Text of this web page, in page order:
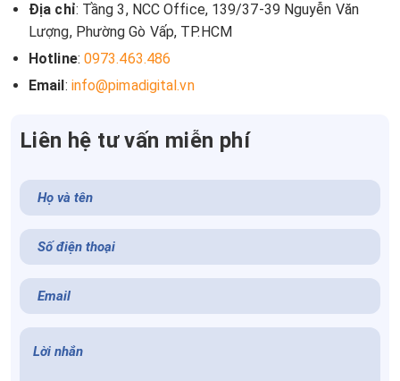
Địa chỉ: Tầng 3, NCC Office, 139/37-39 Nguyễn Văn
Lượng, Phường Gò Vấp, TP.HCM
Hotline: 0973.463.486
Email: info@pimadigital.vn
Liên hệ tư vấn miễn phí